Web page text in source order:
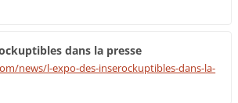
dans la presse
news/l-expo-des-inserockuptibles-dans-la-